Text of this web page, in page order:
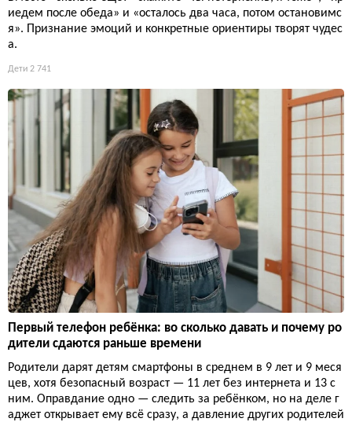
иедем после обеда» и «осталось два часа, потом остановимс
я». Признание эмоций и конкретные ориентиры творят чудес
а.
Дети 2 741
Первый телефон ребёнка: во сколько давать и почему ро
дители сдаются раньше времени
Родители дарят детям смартфоны в среднем в 9 лет и 9 меся
цев, хотя безопасный возраст — 11 лет без интернета и 13 с
ним. Оправдание одно — следить за ребёнком, но на деле г
аджет открывает ему всё сразу, а давление других родителей